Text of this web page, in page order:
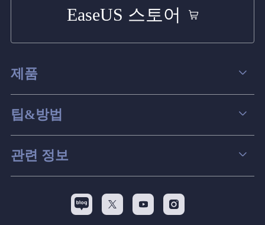
EaseUS 스토어
제품
데이터 복구
파티션 관리
스크린 레코더
백업&복원
팁&방법
컴퓨터 데이터 복구 팁
맥 데이터 복구 팁
디스크 파티션 팁
관련 정보
리셀러
  